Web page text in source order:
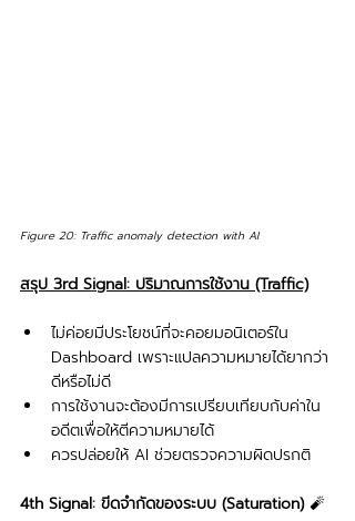
Figure 20: Traffic anomaly detection with AI
สรุป 3rd Signal: ปริมาณการใช้งาน (Traffic)
ไม่ค่อยมีประโยชน์ที่จะคอยมอนิเตอร์ใน
Dashboard เพราะแปลความหมายได้ยากว่า
ดีหรือไม่ดี
การใช้งานจะต้องมีการเปรียบเทียบกับค่าใน
อดีตเพื่อให้ตีความหมายได้
ควรปล่อยให้ AI ช่วยตรวจความผิดปรกติ
4th Signal: ขีดจำกัดของระบบ (Saturation) 🧨